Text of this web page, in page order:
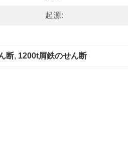
起源:
断, 1200t屑鉄のせん断